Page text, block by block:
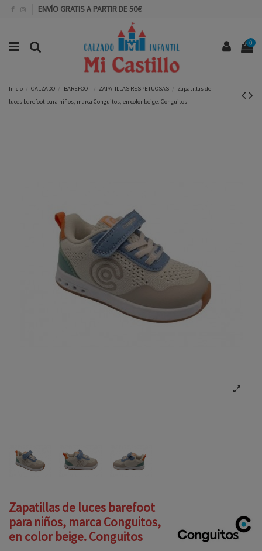
ENVÍO GRATIS A PARTIR DE 50€
0
Inicio CALZADO BAREFOOT ZAPATILLAS RESPETUOSAS
Zapatillas de
luces barefoot para niños, marca Conguitos, en color beige. Conguitos
Zapatillas de luces barefoot
para niños, marca Conguitos,
en color beige. Conguitos